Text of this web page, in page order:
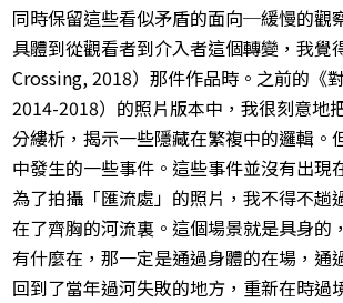
同時保留這些看似矛盾的面向─緩慢的觀
具體到從觀看者到介入者這個轉變，我
Crossing, 2018）那件作品時。之前的《
2014-2018）的照片版本中，我很刻意地
分縷析，揭示一些隱藏在繁複中的邏輯
中發生的一些事件。這些事件並沒有出
為了拍攝「匯流處」的照片，我不得不
在了齊胸的河流裏。這個場景就是具身
有什麼在，那一定是通過身體的在場，
回到了當年過河失敗的地方，重新在時